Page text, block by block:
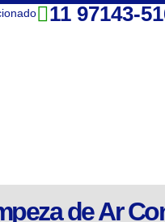
11 97143-
de Ar